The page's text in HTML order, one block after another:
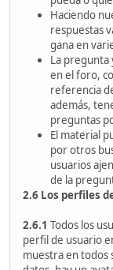
Haciendo
respuestas
gana en
La pregunta
en el foro,
referencia
además,
preguntas
El material
por otros
usuarios
de la
2.6 Los perfiles
2.6.1 Todos los
perfil de usuario
muestra en todos